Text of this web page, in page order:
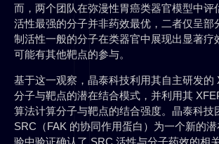
而，两个团队在弥漫性胃癌类器官模型中评
活性最强的分子并非药效最优，二者仅呈部
制活性一般的分子在类器官中展现出显著疗
可能有其他靶点的参与。
基于这一观察，晶泰科技利用其自主研发的
分子与靶点的潜在结合模式，并利用其
算法计算分子与靶点的结合强度。晶泰科技
SRC（FAK 的协同作用蛋白）为一个新的